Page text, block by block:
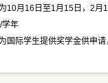
10月16日至1月15日，2月
学年
国际学生提供奖学金供申请